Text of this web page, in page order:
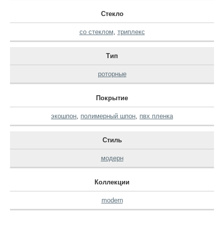
Стекло
со стеклом триплекс
Тип
роторные
Покрытие
экошпон полимерный шпон пвх пленка
Стиль
модерн
Коллекции
modern